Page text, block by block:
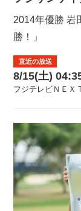
2014年優勝 岩
勝！」
直近の放送
8/15(土)